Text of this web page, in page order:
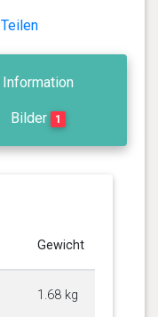
Teilen
Information
Bilder 1
Gewicht
1.68 kg